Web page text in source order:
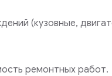
(кузовные,
ремонтных работ.